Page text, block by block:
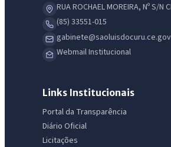
RUA ROCHAEL MOREIRA, Nº S/N
(85) 33551-015
Webmail Institucional
Links Institucionais
Portal da Transparência
Diário Oficial
Licitações